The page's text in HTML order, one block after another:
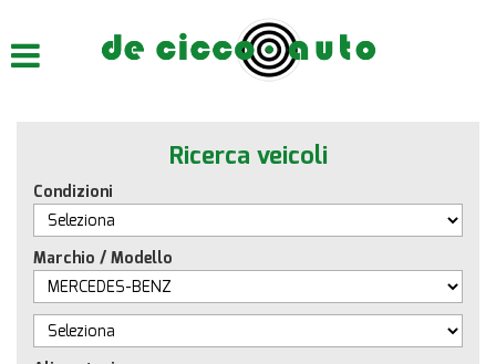
ACQUISTIAMO USATO
ASSISTENZA
CONTATTI
Ricerca veicoli
Condizioni
Marchio / Modello